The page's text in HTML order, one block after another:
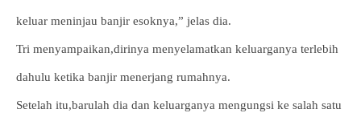
keluar meninjau banjir esoknya,” jelas dia.
Tri menyampaikan,dirinya menyelamatkan keluarganya terlebih
dahulu ketika banjir menerjang rumahnya.
Setelah itu,barulah dia dan keluarganya mengungsi ke salah satu